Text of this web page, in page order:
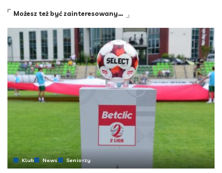
Możesz też być zainteresowany…
Klub News Seniorzy